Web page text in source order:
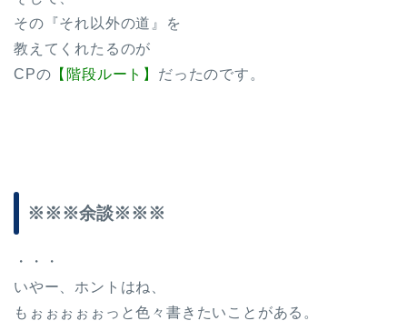
その『それ以外の道』を
教えてくれたるのが
CPの 【階段ルート】 だったのです。
※※※余談※※※
・・・
いやー、ホントはね、
もぉぉぉぉぉっと色々書きたいことがある。